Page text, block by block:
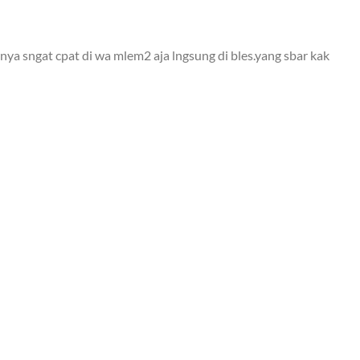
sngat cpat di wa mlem2 aja lngsung di bles.yang sbar kak